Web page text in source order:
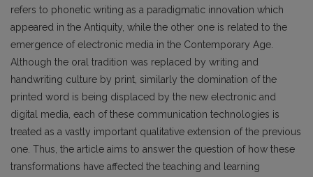
refers to phonetic writing as a paradigmatic innovation which
appeared in the Antiquity, while the other one is related to the
emergence of electronic media in the Contemporary Age.
Although the oral tradition was replaced by writing and
handwriting culture by print, similarly the domination of the
printed word is being displaced by the new electronic and
digital media, each of these communication technologies is
treated as a vastly important qualitative extension of the previous
one. Thus, the article aims to answer the question of how these
transformations have affected the teaching and learning